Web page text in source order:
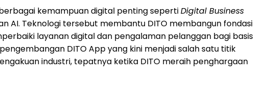
kemampuan digital penting sepertiDigital Business
AI. Teknologi tersebut membantu DITO membangun fondasi
layanan digital dan pengalaman pelanggan bagi basis
DITO App yang kini menjadi salah satu titik
industri, tepatnya ketika DITO meraih penghargaan